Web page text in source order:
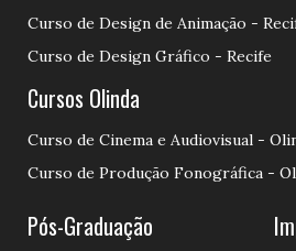
Curso de Design de Animação -
Curso de Design Gráfico - Recife
Cursos Olinda
Curso de Cinema e Audiovisual -
Curso de Produção Fonográfica -
Pós-Graduação